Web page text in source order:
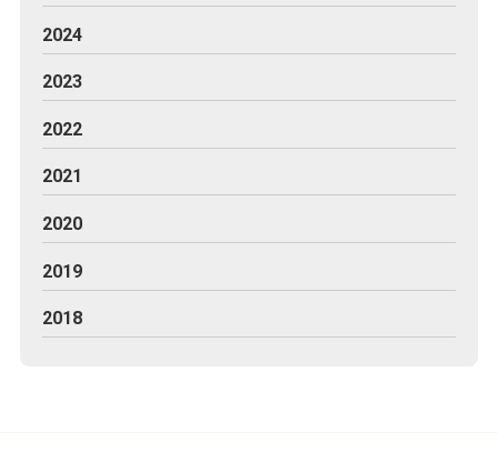
2024
2023
2022
2021
2020
2019
2018